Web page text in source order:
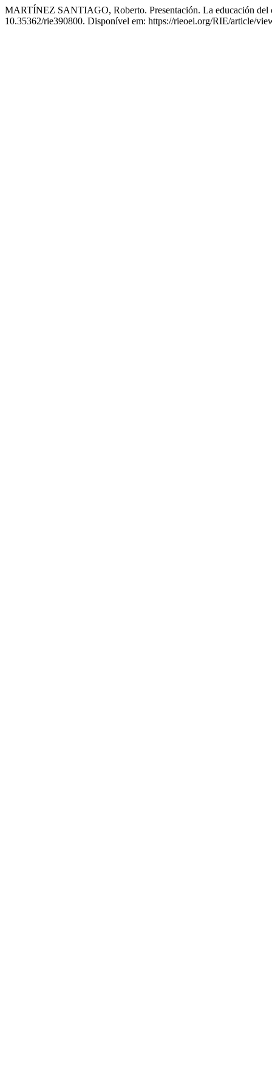
MARTÍNEZ SANTIAGO, Roberto. Presentación. La educación del
10.35362/rie390800. Disponível em: https://rieoei.org/RIE/article/